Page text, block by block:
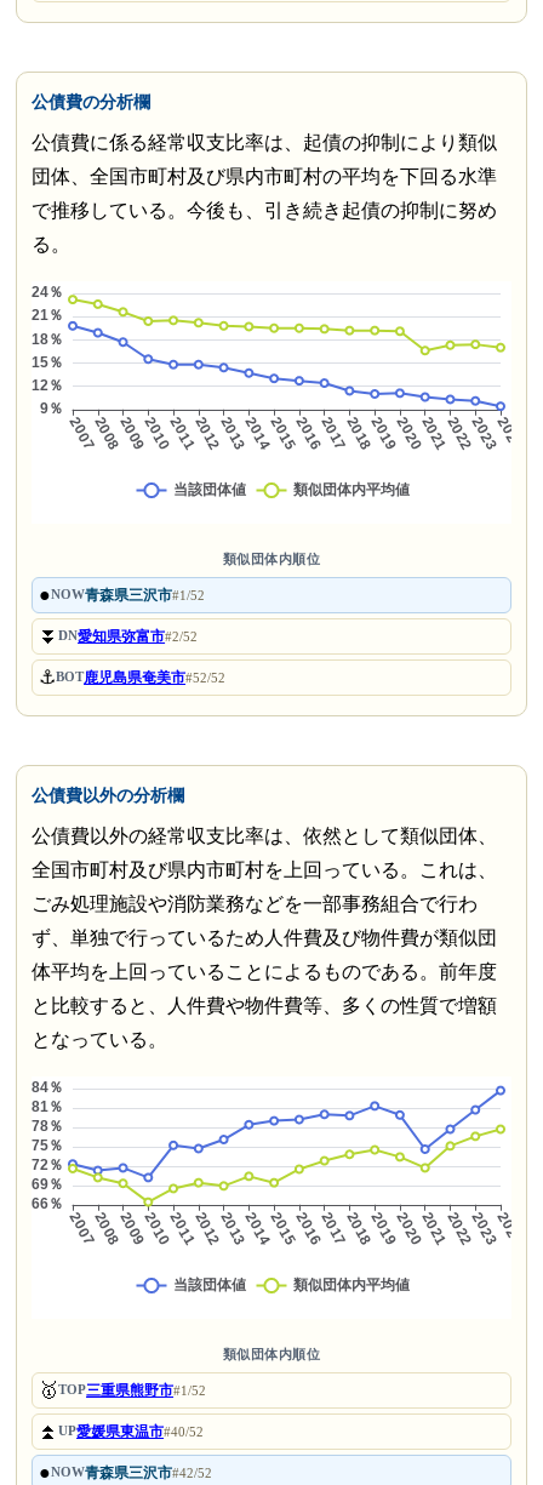
公債費の分析欄
公債費に係る経常収支比率は、起債の抑制により類似
団体、全国市町村及び県内市町村の平均を下回る水準
で推移している。今後も、引き続き起債の抑制に努め
る。
類似団体内順位
●NOW青森県三沢市#1/52
⏬DN愛知県弥富市#2/52
⚓BOT鹿児島県奄美市#52/52
公債費以外の分析欄
公債費以外の経常収支比率は、依然として類似団体、
全国市町村及び県内市町村を上回っている。これは、
ごみ処理施設や消防業務などを一部事務組合で行わ
ず、単独で行っているため人件費及び物件費が類似団
体平均を上回っていることによるものである。前年度
と比較すると、人件費や物件費等、多くの性質で増額
となっている。
類似団体内順位
🥇TOP三重県熊野市#1/52
⏫UP愛媛県東温市#40/52
●NOW青森県三沢市#42/52